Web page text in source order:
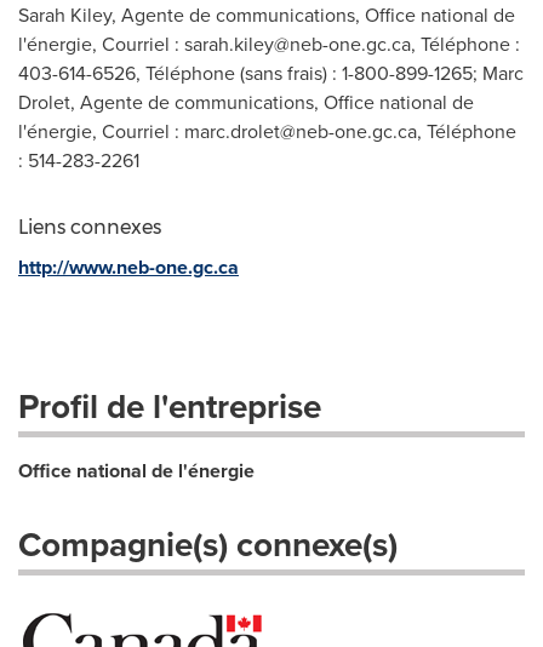
Sarah Kiley, Agente de communications, Office national de
l'énergie, Courriel : sarah.kiley@neb-one.gc.ca, Téléphone :
403-614-6526, Téléphone (sans frais) : 1-800-899-1265; Marc
Drolet, Agente de communications, Office national de
l'énergie, Courriel : marc.drolet@neb-one.gc.ca, Téléphone
: 514-283-2261
Liens connexes
http://www.neb-one.gc.ca
Profil de l'entreprise
Office national de l'énergie
Compagnie(s) connexe(s)